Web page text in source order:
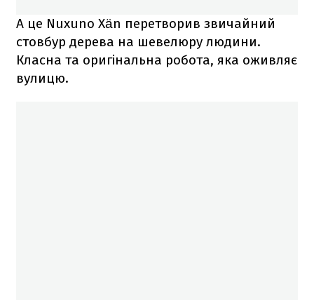
А це Nuxuno Xän перетворив звичайний
стовбур дерева на шевелюру людини.
Класна та оригінальна робота, яка оживляє
вулицю.